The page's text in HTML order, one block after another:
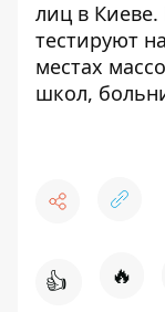
лиц в
тестируют
местах
школ,
👍 🔥